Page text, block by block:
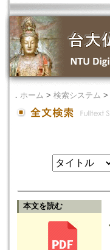
． ホーム > 検索システム >
本文を読む